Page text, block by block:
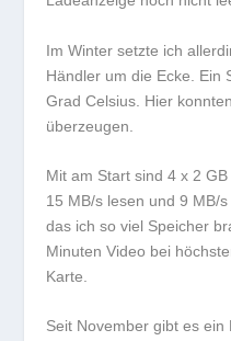
Im Winter setzte ich
Händler um die Ecke. Ein
Grad Celsius. Hier
überzeugen.
Mit am Start sind 4 x 2
15 MB/s lesen und 9 MB/
das ich so viel Speicher
Minuten Video bei
Karte.
Seit November gibt es ein